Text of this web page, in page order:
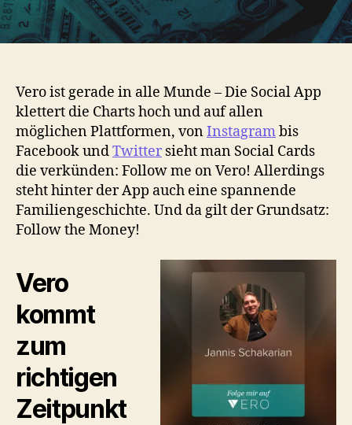
Vero ist gerade in alle Munde – Die Social App
klettert die Charts hoch und auf allen
möglichen Plattformen, vonInstagrambis
Facebook undTwitter sieht man Social Cards
die verkünden: Follow me on Vero! Allerdings
steht hinter der App auch eine spannende
Familiengeschichte. Und da gilt der Grundsatz:
Follow the Money!
Vero
kommt
zum
richtigen
Zeitpunkt